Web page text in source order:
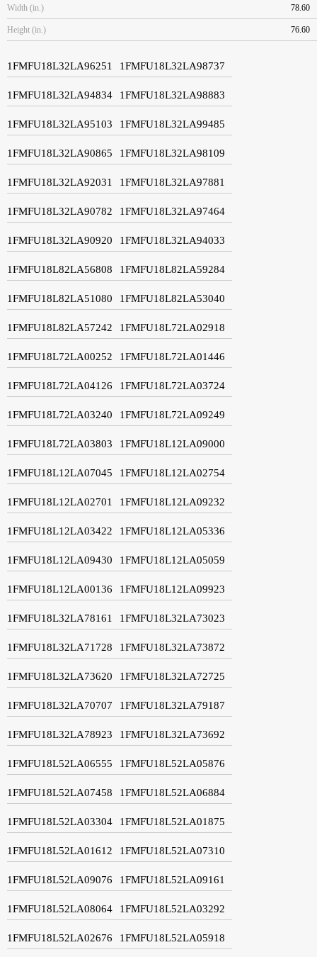
Width (in.) 78.60
Height (in.) 76.60
1FMFU18L32LA96251 1FMFU18L32LA98737
1FMFU18L32LA94834 1FMFU18L32LA98883
1FMFU18L32LA95103 1FMFU18L32LA99485
1FMFU18L32LA90865 1FMFU18L32LA98109
1FMFU18L32LA92031 1FMFU18L32LA97881
1FMFU18L32LA90782 1FMFU18L32LA97464
1FMFU18L32LA90920 1FMFU18L32LA94033
1FMFU18L82LA56808 1FMFU18L82LA59284
1FMFU18L82LA51080 1FMFU18L82LA53040
1FMFU18L82LA57242 1FMFU18L72LA02918
1FMFU18L72LA00252 1FMFU18L72LA01446
1FMFU18L72LA04126 1FMFU18L72LA03724
1FMFU18L72LA03240 1FMFU18L72LA09249
1FMFU18L72LA03803 1FMFU18L12LA09000
1FMFU18L12LA07045 1FMFU18L12LA02754
1FMFU18L12LA02701 1FMFU18L12LA09232
1FMFU18L12LA03422 1FMFU18L12LA05336
1FMFU18L12LA09430 1FMFU18L12LA05059
1FMFU18L12LA00136 1FMFU18L12LA09923
1FMFU18L32LA78161 1FMFU18L32LA73023
1FMFU18L32LA71728 1FMFU18L32LA73872
1FMFU18L32LA73620 1FMFU18L32LA72725
1FMFU18L32LA70707 1FMFU18L32LA79187
1FMFU18L32LA78923 1FMFU18L32LA73692
1FMFU18L52LA06555 1FMFU18L52LA05876
1FMFU18L52LA07458 1FMFU18L52LA06884
1FMFU18L52LA03304 1FMFU18L52LA01875
1FMFU18L52LA01612 1FMFU18L52LA07310
1FMFU18L52LA09076 1FMFU18L52LA09161
1FMFU18L52LA08064 1FMFU18L52LA03292
1FMFU18L52LA02676 1FMFU18L52LA05918